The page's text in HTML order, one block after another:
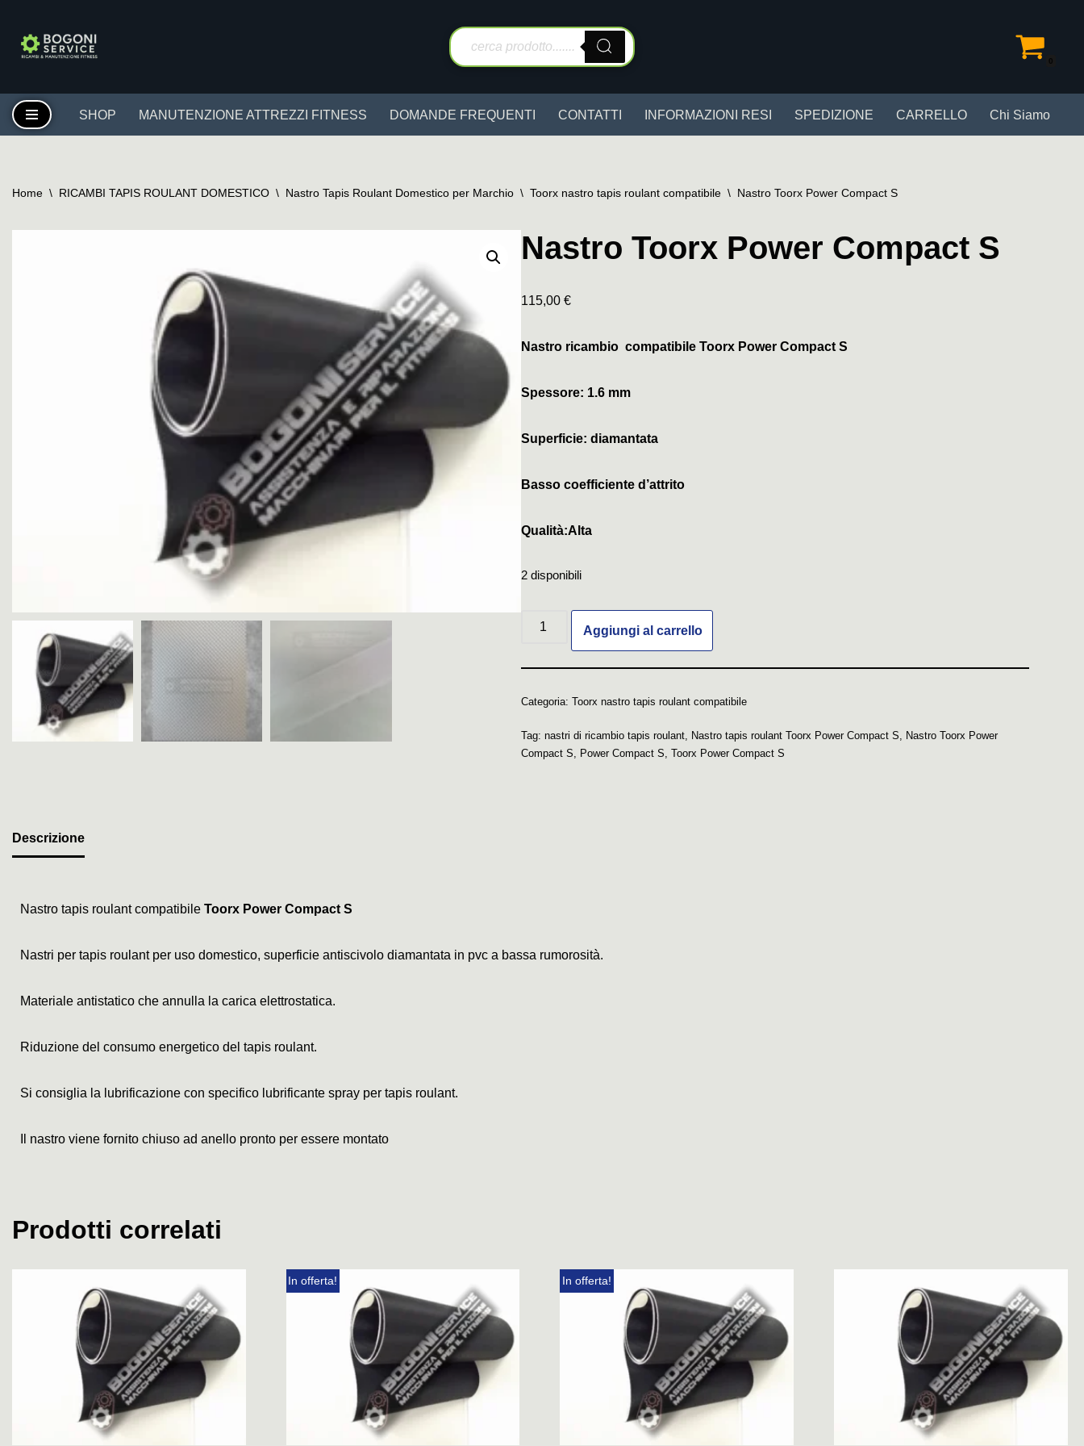
Vai
SHOP MANUTENZIONE ATTREZZI FITNESS DOMANDE FREQUENTI CONTATTI INFORMAZIONI RESI SPEDIZIONE CARRELLO Chi Siamo
Home \ RICAMBI TAPIS ROULANT DOMESTICO \ Nastro Tapis Roulant Domestico per Marchio \ Toorx nastro tapis roulant compatibile \ Nastro Toorx Power Compact S
Nastro Toorx Power Compact S
115,00 €
Nastro ricambio compatibile Toorx Power Compact S
Spessore: 1.6 mm
Superficie: diamantata
Basso coefficiente d’attrito
Qualità:Alta
2 disponibili
Aggiungi al carrello
Categoria: Toorx nastro tapis roulant compatibile
Tag: nastri di ricambio tapis roulant, Nastro tapis roulant Toorx Power Compact S, Nastro Toorx Power
Compact S, Power Compact S, Toorx Power Compact S
Descrizione
Nastro tapis roulant compatibile Toorx Power Compact S
Nastri per tapis roulant per uso domestico, superficie antiscivolo diamantata in pvc a bassa rumorosità.
Materiale antistatico che annulla la carica elettrostatica.
Riduzione del consumo energetico del tapis roulant.
Si consiglia la lubrificazione con specifico lubrificante spray per tapis roulant.
Il nastro viene fornito chiuso ad anello pronto per essere montato
Prodotti correlati
In offerta! In offerta!